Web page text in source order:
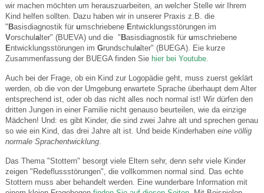
wir machen möchten um herauszuarbeiten, an welcher Stelle wir Ihrem
Kind helfen sollten. Dazu haben wir in unserer Praxis z.B. die
"Basisdiagnostik für umschriebene Entwicklungsstörungen im
Vorschulalter" (BUEVA) und die "Basisdiagnostik für umschriebene
Entwicklungsstörungen im Grundschulalter" (BUEGA). Eie kurze
Zusammenfassung der BUEGA finden Siehier bei Youtube.
Auch bei der Frage, ob ein Kind zur Logopädie geht, muss zuerst geklärt
werden, ob die von der Umgebung erwartete Sprache überhaupt dem Alter
entsprechend ist, oder ob das nicht alles noch normal ist! Wir dürfen den
dritten Jungen in einer Familie nicht genauso beurteilen, wie da einzige
Mädchen! Und: es gibt Kinder, die sind zwei Jahre alt und sprechen genau
so wie ein Kind, das drei Jahre alt ist. Und beide Kinderhaben eine völlig
normale Sprachentwicklung.
Das Thema "Stottern" besorgt viele Eltern sehr, denn sehr viele Kinder
zeigen "Redeflussstörungen", die vollkommen normal sind. Das echte
Stottern muss aber behandelt werden. Eine wunderbare Information mit